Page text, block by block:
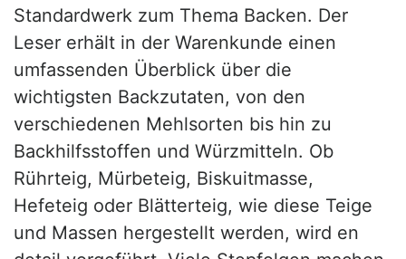
Standardwerk zum Thema Backen. Der
Leser erhält in der Warenkunde einen
umfassenden Überblick über die
wichtigsten Backzutaten, von den
verschiedenen Mehlsorten bis hin zu
Backhilfsstoffen und Würzmitteln. Ob
Rührteig, Mürbeteig, Biskuitmasse,
Hefeteig oder Blätterteig, wie diese Teige
und Massen hergestellt werden, wird en